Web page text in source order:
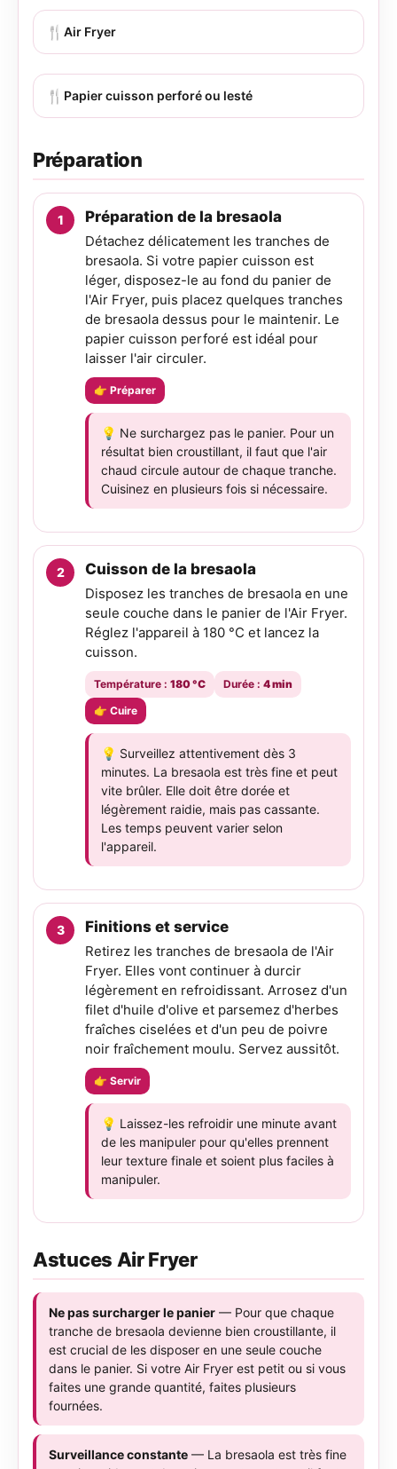
🍴 Air Fryer
🍴 Papier cuisson perforé ou lesté
Préparation
Préparation de la bresaola
Détachez délicatement les tranches de
bresaola. Si votre papier cuisson est
léger, disposez-le au fond du panier de
l'Air Fryer, puis placez quelques tranches
de bresaola dessus pour le maintenir. Le
papier cuisson perforé est idéal pour
laisser l'air circuler.
👉 Préparer
💡 Ne surchargez pas le panier. Pour un
résultat bien croustillant, il faut que l'air
chaud circule autour de chaque tranche.
Cuisinez en plusieurs fois si nécessaire.
Cuisson de la bresaola
Disposez les tranches de bresaola en une
seule couche dans le panier de l'Air Fryer.
Réglez l'appareil à 180 °C et lancez la
cuisson.
Température : 180 °C Durée : 4 min
👉 Cuire
💡 Surveillez attentivement dès 3
minutes. La bresaola est très fine et peut
vite brûler. Elle doit être dorée et
légèrement raidie, mais pas cassante.
Les temps peuvent varier selon
l'appareil.
Finitions et service
Retirez les tranches de bresaola de l'Air
Fryer. Elles vont continuer à durcir
légèrement en refroidissant. Arrosez d'un
filet d'huile d'olive et parsemez d'herbes
fraîches ciselées et d'un peu de poivre
noir fraîchement moulu. Servez aussitôt.
👉 Servir
💡 Laissez-les refroidir une minute avant
de les manipuler pour qu'elles prennent
leur texture finale et soient plus faciles à
manipuler.
Astuces Air Fryer
Ne pas surcharger le panier — Pour que chaque
tranche de bresaola devienne bien croustillante, il
est crucial de les disposer en une seule couche
dans le panier. Si votre Air Fryer est petit ou si vous
faites une grande quantité, faites plusieurs
fournées.
Surveillance constante — La bresaola est très fine